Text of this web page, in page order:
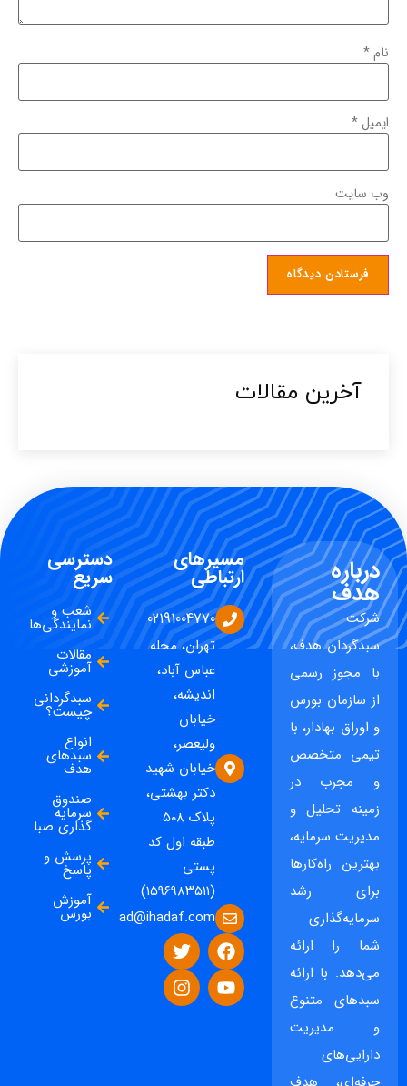
نام*
ایمیل*
وب‌ سایت
آخرین مقالات​
درباره
هدف
شرکت
سبدگردان هدف،
با مجوز رسمی
از سازمان بورس
و اوراق بهادار، با
تیمی متخصص
و مجرب در
زمینه تحلیل و
مدیریت سرمایه،
بهترین راه‌کارها
برای رشد
سرمایه‌گذاری
شما را ارائه
می‌دهد. با ارائه
سبدهای متنوع
و مدیریت
دارایی‌های
مسیرهای
ارتباطی
02191004770
تهران، محله
عباس آباد،
اندیشه،
خیابان
ولیعصر،
خیابان شهید
دکتر بهشتی،
پلاک ۵۰۸
طبقه اول کد
پستی
(۱۵۹۶۹۸۳۵۱۱)
ad@ihadaf.com
دسترسی
سریع
شعب و
نمایندگی‌ها
مقالات
آموزشی
سبدگردانی
چیست؟
انواع
سبدهای
هدف
صندوق
سرمایه
گذاری صبا
پرسش و
پاسخ
آموزش
بورس